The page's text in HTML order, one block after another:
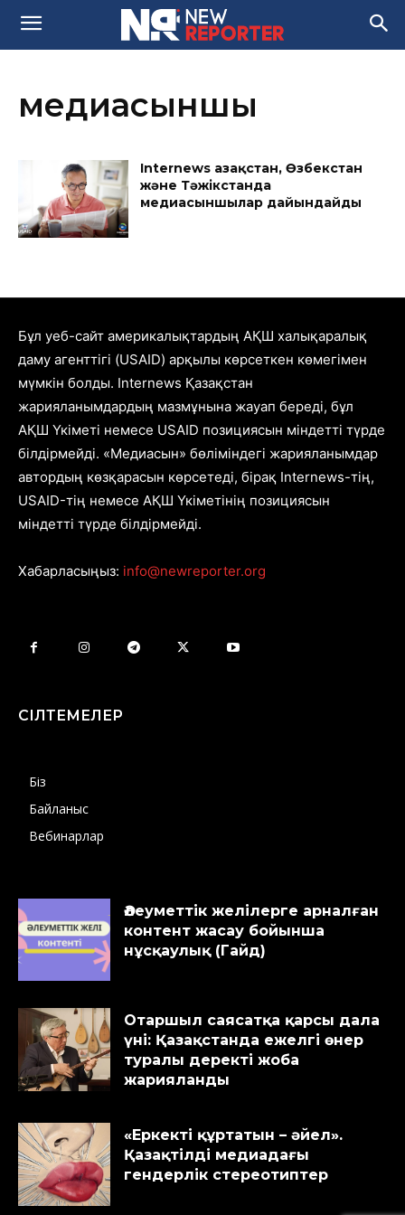
медиасыншы
Internews Қазақстан, Өзбекстан
және Тәжікстанда
медиасыншылар дайындайды
Бұл уеб-сайт америкалықтардың АҚШ халықаралық
даму агенттігі (USAID) арқылы көрсеткен көмегімен
мүмкін болды. Internews Қазақстан
жарияланымдардың мазмұнына жауап береді, бұл
АҚШ Үкіметі немесе USAID позициясын міндетті түрде
білдірмейді. «Медиасын» бөліміндегі жарияланымдар
автордың көзқарасын көрсетеді, бірақ Internews-тің,
USAID-тің немесе АҚШ Үкіметінің позициясын
міндетті түрде білдірмейді.
Хабарласыңыз: info@newreporter.org
СІЛТЕМЕЛЕР
Біз
Байланыс
Вебинарлар
Әлеуметтік желілерге арналған
контент жасау бойынша
нұсқаулық (Гайд)
Отаршыл саясатқа қарсы дала
үні: Қазақстанда ежелгі өнер
туралы деректі жоба
жарияланды
«Еркекті құртатын – әйел».
Қазақтілді медиадағы
гендерлік стереотиптер